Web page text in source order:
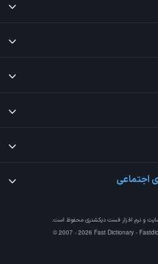
اجتماعی
و نرم افزارفست دیکشنری محفوظ است.
© 2007 - 2026 Fast Dictionary -